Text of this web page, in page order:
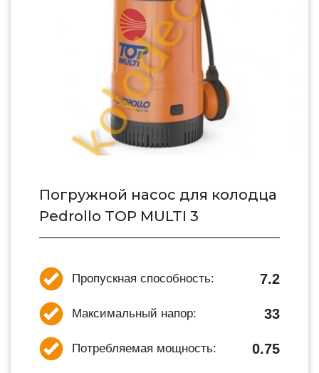
Погружной насос для колодца
Pedrollo TOP MULTI 3
Пропускная способность: 7.2
Максимальный напор: 33
Потребляемая мощность: 0.75